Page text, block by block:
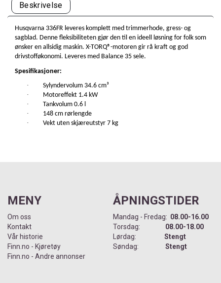
Beskrivelse
Husqvarna 336FR leveres komplett med trimmerhode, gress- og
sagblad. Denne fleksibiliteten gjør den til en ideell løsning for folk som
ønsker en allsidig maskin. X-TORQ®-motoren gir rå kraft og god
drivstofføkonomi. Leveres med Balance 35 sele.
Spesifikasjoner:
·
Sylyndervolum 34.6 cm³
·
Motoreffekt 1.4 kW
·
Tankvolum 0.6 l
·
148 cm rørlengde
·
Vekt uten skjæreutstyr 7 kg
MENY
Om oss
Kontakt
Vår historie
Finn.no - Kjøretøy
Finn.no - Andre annonser
ÅPNINGSTIDER
Mandag - Fredag: 08.00-16.00
Torsdag: 08.00-18.00
Lørdag: Stengt
Søndag: Stengt